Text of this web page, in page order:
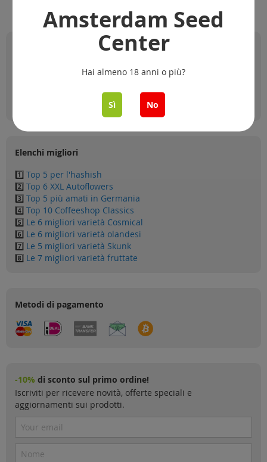
Qualità affidabile, Consegna sicura
Pagamento sicuro e protetto
UE: 3-5 giorni, Mondo: 5-21 giorni
Spedizione con tracciamento
Elenchi migliori
1️⃣ Top 5 per l'hashish
2️⃣ Top 6 XXL Autoflowers
3️⃣ Top 5 più amati in Germania
4️⃣ Top 10 Coffeeshop Classics
5️⃣ Le 6 migliori varietà Cosmical
6️⃣ Le 6 migliori varietà olandesi
7️⃣ Le 5 migliori varietà Skunk
8️⃣ Le 7 migliori varietà fruttate
Metodi di pagamento
-10% di sconto sul primo ordine!
Iscriviti per ricevere novità, offerte speciali e
aggiornamenti sui prodotti.
Amsterdam Seed
Center
Hai almeno 18 anni o più?
Sì No